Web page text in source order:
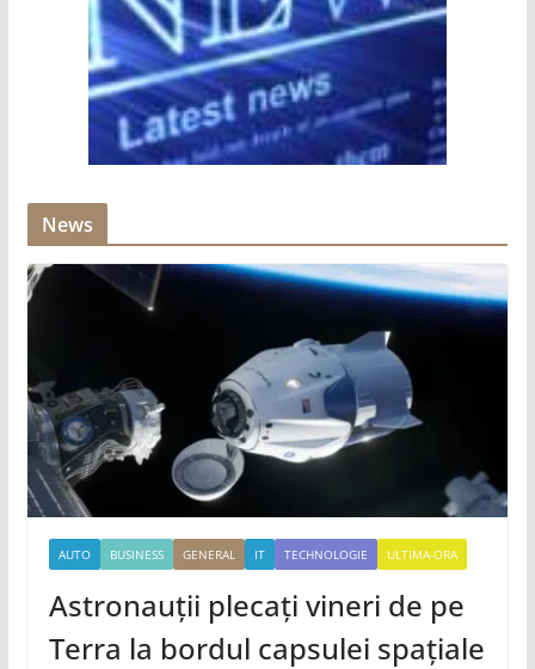
News
AUTO BUSINESS GENERAL IT TECHNOLOGIE ULTIMA-ORA
Astronauții plecați vineri de pe
Terra la bordul capsulei spațiale